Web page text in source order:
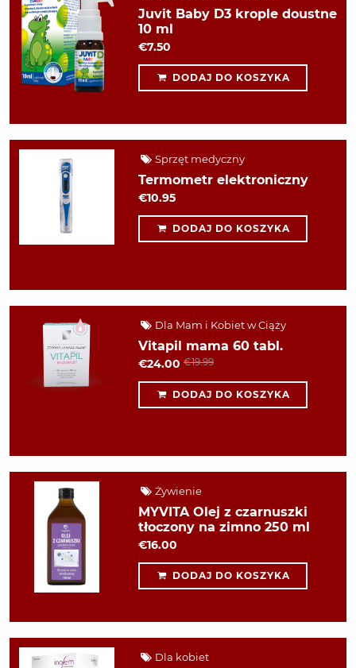
Juvit Baby D3 krople doustne
10 ml
€7.50
DODAJ DO KOSZYKA
Sprzęt medyczny
Termometr elektroniczny
€10.95
DODAJ DO KOSZYKA
Dla Mam i Kobiet w Ciąży
Vitapil mama 60 tabl.
€24.00 €19.99
DODAJ DO KOSZYKA
Żywienie
MYVITA Olej z czarnuszki
tłoczony na zimno 250 ml
€16.00
DODAJ DO KOSZYKA
Dla kobiet